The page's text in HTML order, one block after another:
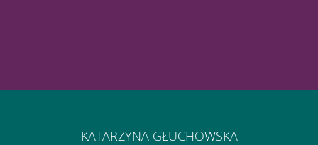
KATARZYNA GŁUCHOWSKA